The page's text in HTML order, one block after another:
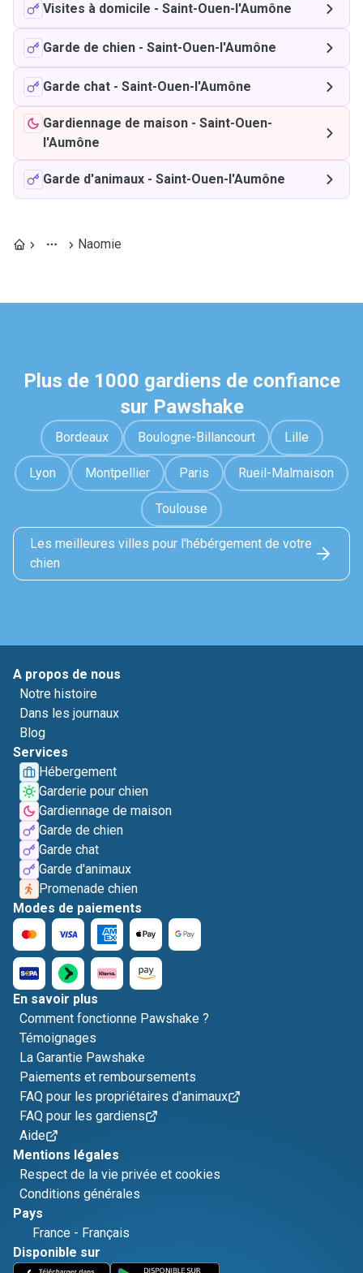
Visites à domicile - Saint-Ouen-l'Aumône
Garde de chien - Saint-Ouen-l'Aumône
Garde chat - Saint-Ouen-l'Aumône
Gardiennage de maison - Saint-Ouen-
l'Aumône
Garde d'animaux - Saint-Ouen-l'Aumône
Naomie
Plus de 1000 gardiens de confiance
sur Pawshake
Bordeaux Boulogne-Billancourt Lille
Lyon Montpellier Paris Rueil-Malmaison
Toulouse
Les meilleures villes pour l'hébérgement de votre
chien
A propos de nous
Notre histoire
Dans les journaux
Blog
Services
Hébergement
Garderie pour chien
Gardiennage de maison
Garde de chien
Garde chat
Garde d'animaux
Promenade chien
Modes de paiements
En savoir plus
Comment fonctionne Pawshake ?
Témoignages
La Garantie Pawshake
Paiements et remboursements
FAQ pour les propriétaires d'animaux
FAQ pour les gardiens
Aide
Mentions légales
Respect de la vie privée et cookies
Conditions générales
Pays
France - Français
Disponible sur